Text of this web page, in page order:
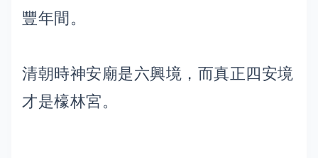
豐年間。
清朝時神安廟是六興境，而真正四安境
才是檺林宮。